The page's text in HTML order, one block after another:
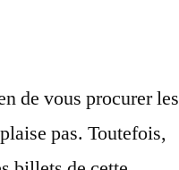
de vous procurer les
pas. Toutefois,